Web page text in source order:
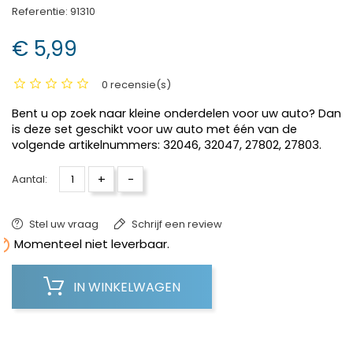
Referentie: 91310
€ 5,99
0 recensie(s)
Bent u op zoek naar kleine onderdelen voor uw auto? Dan
is deze set geschikt voor uw auto met één van de
volgende artikelnummers: 32046, 32047, 27802, 27803.
Aantal: + -
Stel uw vraag Schrijf een review
Momenteel niet leverbaar.
IN WINKELWAGEN